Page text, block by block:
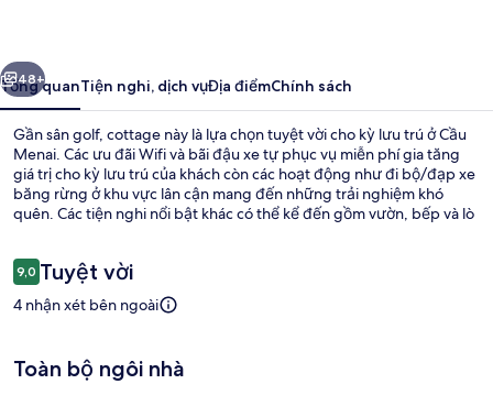
Tiếp
48+
Tổng quanTiện nghi, dịch vụĐịa điểmChính sách
Gần sân golf, cottage này là lựa chọn tuyệt vời cho kỳ lưu trú ở Cầu
Menai. Các ưu đãi Wifi và bãi đậu xe tự phục vụ miễn phí gia tăng
giá trị cho kỳ lưu trú của khách còn các hoạt động như đi bộ/đạp xe
băng rừng ở khu vực lân cận mang đến những trải nghiệm khó
quên. Các tiện nghi nổi bật khác có thể kể đến gồm vườn, bếp và lò
Nhận
xét
9,09,0 trên 10,
Tuyệt vời
4 nhận xét bên ngoài
Toàn bộ ngôi nhà